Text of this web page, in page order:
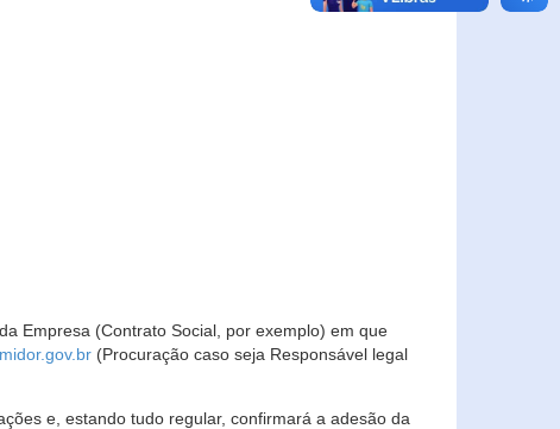
Empresa (Contrato Social, por exemplo) em que
(Procuração caso seja Responsável legal
e, estando tudo regular, confirmará a adesão da